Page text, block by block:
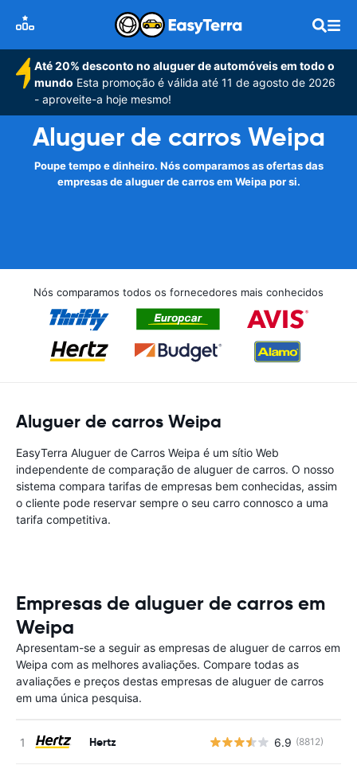
Até 20% desconto no aluguer de automóveis em todo o
mundo Esta promoção é válida até 11 de agosto de 2026
- aproveite-a hoje mesmo!
Aluguer de carros Weipa
Poupe tempo e dinheiro. Nós comparamos as ofertas das
empresas de aluguer de carros em Weipa por si.
Nós comparamos todos os fornecedores mais conhecidos
Aluguer de carros Weipa
EasyTerra Aluguer de Carros Weipa é um sítio Web
independente de comparação de aluguer de carros. O nosso
sistema compara tarifas de empresas bem conhecidas, assim
o cliente pode reservar sempre o seu carro connosco a uma
tarifa competitiva.
Empresas de aluguer de carros em
Weipa
Apresentam-se a seguir as empresas de aluguer de carros em
Weipa com as melhores avaliações. Compare todas as
avaliações e preços destas empresas de aluguer de carros
em uma única pesquisa.
Hertz 6.9 (8812)